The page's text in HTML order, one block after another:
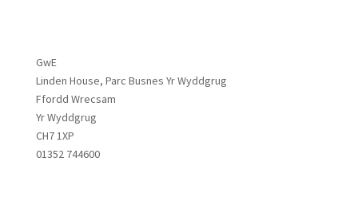
GwE
Linden House, Parc Busnes Yr Wyddgrug
Ffordd Wrecsam
Yr Wyddgrug
CH7 1XP
01352 744600